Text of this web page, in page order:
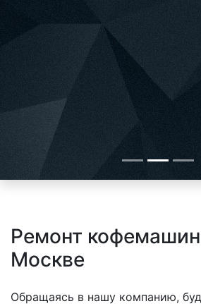
Ремонт
Москве
Обращаясь в нашу компанию,